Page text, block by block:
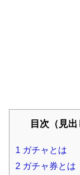
目次（見
1 ガチャとは
2 ガチャ券とは